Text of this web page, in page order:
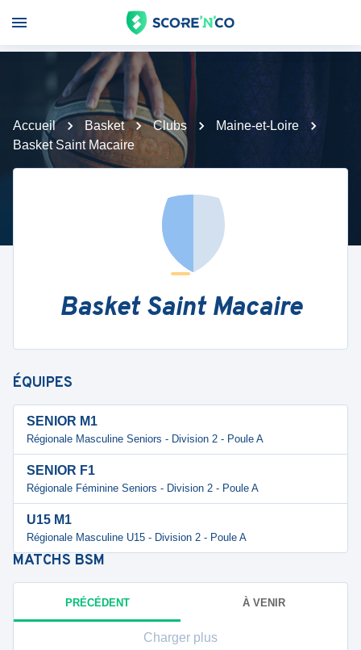
Accueil Basket Clubs
Maine-et-Loire
Basket Saint Macaire
Basket Saint Macaire
ÉQUIPES
SENIOR M1
Régionale Masculine Seniors - Division 2 - Poule A
SENIOR F1
Régionale Féminine Seniors - Division 2 - Poule A
U15 M1
Régionale Masculine U15 - Division 2 - Poule A
MATCHS BSM
PRÉCÉDENT À VENIR
Charger plus